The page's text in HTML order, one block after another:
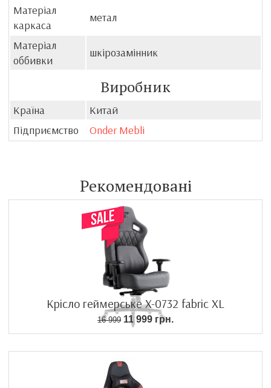
Матеріал
каркаса
метал
Матеріал
оббивки
шкірозамінник
Виробник
Країна
Китай
Підприємство
Onder Mebli
Рекомендовані
Крісло геймерське X-0732 fabric XL
16 999 11 999 грн.